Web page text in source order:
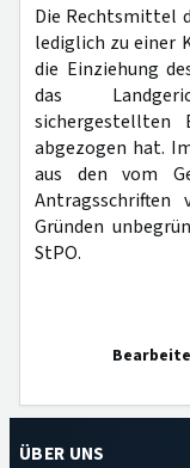
Die Rechtsmittel
lediglich zu einer
die Einziehung
das
abgezogen hat.
aus den vom
Antragsschriften
Gründen
StPO.
ÜBER UNS